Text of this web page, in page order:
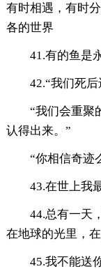
有时相遇，有时
各的世界
41.有的鱼是
42.“我们死
“我们会重聚
认得出来。”
“你相信奇迹
43.在世上我
44.总有一天
在地球的光里，
45.我不能送